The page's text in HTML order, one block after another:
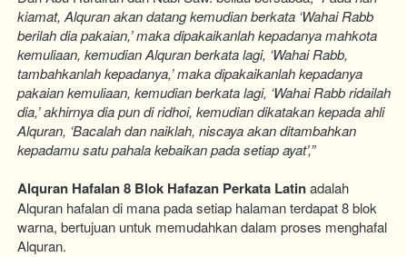
kiamat, Alquran akan datang kemudian berkata ‘Wahai Rabb
berilah dia pakaian,’ maka dipakaikanlah kepadanya mahkota
kemuliaan, kemudian Alquran berkata lagi, ‘Wahai Rabb,
tambahkanlah kepadanya,’ maka dipakaikanlah kepadanya
pakaian kemuliaan, kemudian berkata lagi, ‘Wahai Rabb ridailah
dia,’ akhirnya dia pun di ridhoi, kemudian dikatakan kepada ahli
Alquran, ‘Bacalah dan naiklah, niscaya akan ditambahkan
kepadamu satu pahala kebaikan pada setiap ayat’,”
Alquran Hafalan 8 Blok Hafazan Perkata Latin adalah
Alquran hafalan di mana pada setiap halaman terdapat 8 blok
warna, bertujuan untuk memudahkan dalam proses menghafal
Alquran.